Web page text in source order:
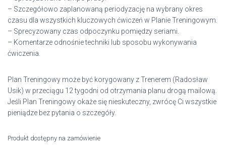
– Szczegółowo zaplanowaną periodyzację na wybrany okres
czasu dla wszystkich kluczowych ćwiczeń w Planie Treningowym.
– Sprecyzowany czas odpoczynku pomiędzy seriami.
– Komentarze odnośnie techniki lub sposobu wykonywania
ćwiczenia.
Plan Treningowy może być korygowany z Trenerem (Radosław
Usik) w przeciągu 12 tygodni od otrzymania planu drogą mailową.
Jeśli Plan Treningowy okaże się nieskuteczny, zwrócę Ci wszystkie
pieniądze bez pytania o szczegóły.
Produkt dostępny na zamówienie